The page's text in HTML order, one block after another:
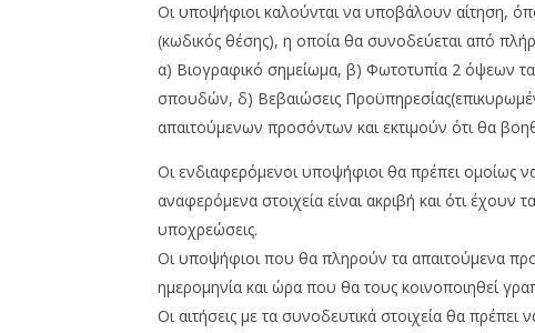
Οι υποψήφιοι καλούνται να υποβάλουν αίτηση,
(κωδικός θέσης), η οποία θα συνοδεύεται από
α) Βιογραφικό σηµείωµα, β) Φωτοτυπία 2 όψεων
σπουδών, δ) Βεβαιώσεις
απαιτούµενων προσόντων και εκτιµούν ότι θα
Οι ενδιαφερόµενοι υποψήφιοι θα πρέπει
αναφερόµενα στοιχεία είναι ακριβή και ότι έχουν
υποχρεώσεις.
Οι υποψήφιοι που θα πληρούν τα απαιτούµενα
ηµεροµηνία και ώρα που θα τους κοινοποιηθεί
Οι αιτήσεις µε τα συνοδευτικά στοιχεία θα